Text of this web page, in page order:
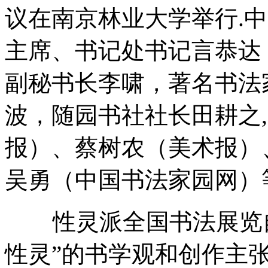
议在南京林业大学举行.
主席、书记处书记言恭
副秘书长李啸，著名书
波，随园书社社长田耕
报）、蔡树农（美术报
吴勇（中国书法家园网
性灵派全国书法展览
性灵”的书学观和创作主